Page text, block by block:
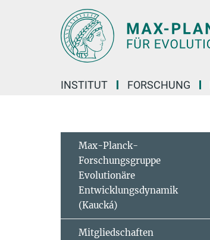
INSTITUT FORSCHUNG
Max-Planck-
Forschungsgruppe
Evolutionäre
Entwicklungsdynamik
(Kaucká)
Mitgliedschaften